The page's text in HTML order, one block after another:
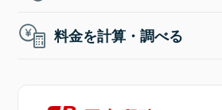
料金を計算・調べる